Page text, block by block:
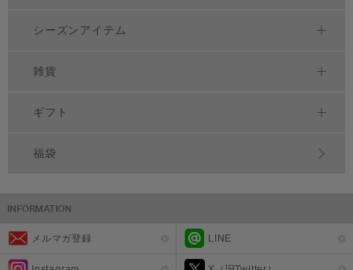
シーズンアイテム
雑貨
ギフト
福袋
メルマガ登録 LINE